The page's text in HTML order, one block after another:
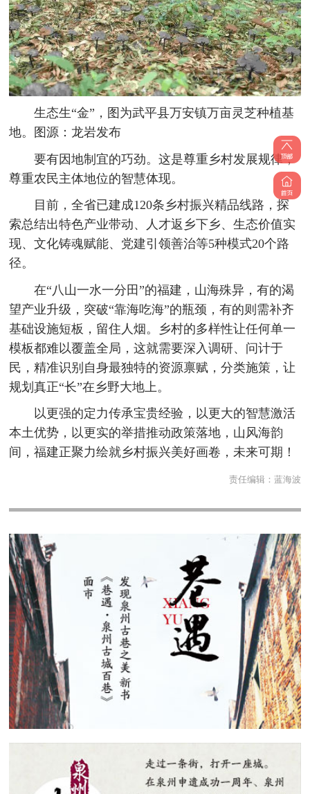
生态生“金”，图为武平县万安镇万亩灵芝种植基
地。图源：龙岩发布
要有因地制宜的巧劲。这是尊重乡村发展规律，
尊重农民主体地位的智慧体现。
目前，全省已建成120条乡村振兴精品线路，探
索总结出特色产业带动、人才返乡下乡、生态价值实
现、文化铸魂赋能、党建引领善治等5种模式20个路
径。
在“八山一水一分田”的福建，山海殊异，有的渴
望产业升级，突破“靠海吃海”的瓶颈，有的则需补齐
基础设施短板，留住人烟。乡村的多样性让任何单一
模板都难以覆盖全局，这就需要深入调研、问计于
民，精准识别自身最独特的资源禀赋，分类施策，让
规划真正“长”在乡野大地上。
以更强的定力传承宝贵经验，以更大的智慧激活
本土优势，以更实的举措推动政策落地，山风海韵
间，福建正聚力绘就乡村振兴美好画卷，未来可期！
责任编辑： 蓝海波